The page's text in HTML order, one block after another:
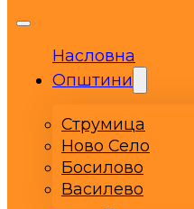
Насловна
Општини
Струмица
Ново Село
Босилово
Василево